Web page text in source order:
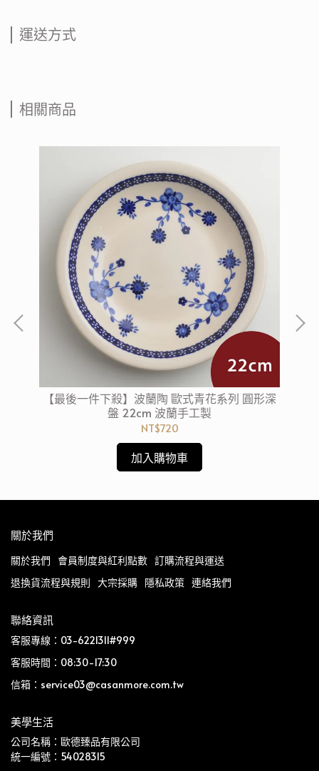
運送方式
相關商品
【最後一件下殺】波蘭陶 歐式青花系列 圓形深
盤 22cm 波蘭手工製
NT$720
加入購物車
關於我們
關於我們 會員制度與紅利點數 訂購流程與運送
退換貨流程與規則 大宗採購 隱私政策 連絡我們
聯絡資訊
客服專線：03-6221311#999
客服時間：08:30-17:30
信箱：service03@casanmore.com.tw
美學生活
公司名稱：歐德臻品有限公司
統一編號：54028315